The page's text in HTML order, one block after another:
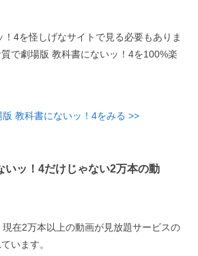
4を怪しげなサイトで見る必要もありま
で劇場版 教科書にないッ！4を100%楽
教科書にないッ！4をみる >>
いッ！4だけじゃない2万本の動
在2万本以上の動画が見放題サービスの
います。